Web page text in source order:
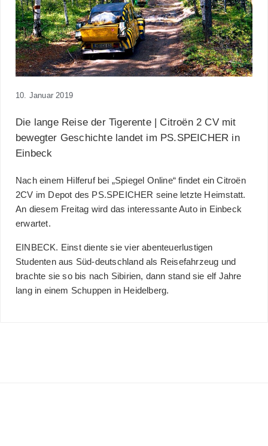
10. Januar 2019
Die lange Reise der Tigerente | Citroën 2 CV mit
bewegter Geschichte landet im PS.SPEICHER in
Einbeck
Nach einem Hilferuf bei „Spiegel Online“ findet ein Citroën
2CV im Depot des PS.SPEICHER seine letzte Heimstatt.
An diesem Freitag wird das interessante Auto in Einbeck
erwartet.
EINBECK. Einst diente sie vier abenteuerlustigen
Studenten aus Süd-deutschland als Reisefahrzeug und
brachte sie so bis nach Sibirien, dann stand sie elf Jahre
lang in einem Schuppen in Heidelberg.